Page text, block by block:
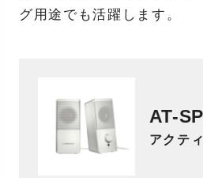
グ用途でも活躍します。
AT-
アクテ